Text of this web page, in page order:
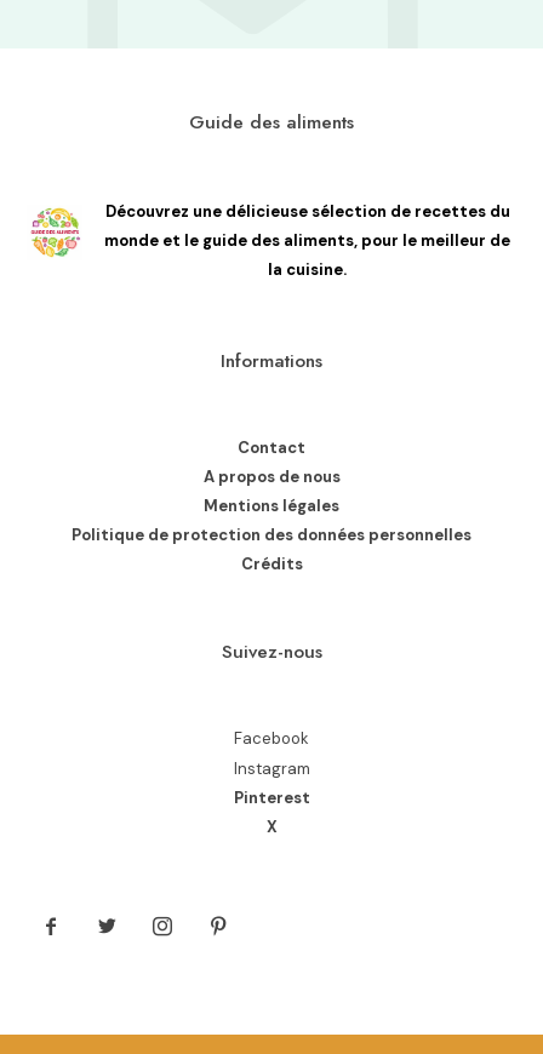
Guide des aliments
Découvrez une délicieuse sélection de recettes du
monde et le guide des aliments, pour le meilleur de
la cuisine.
Informations
Contact
A propos de nous
Mentions légales
Politique de protection des données personnelles
Crédits
Suivez-nous
Facebook
Instagram
Pinterest
X